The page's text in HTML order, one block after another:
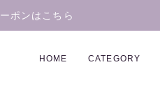
ポンはこちら
HOME CATEGORY